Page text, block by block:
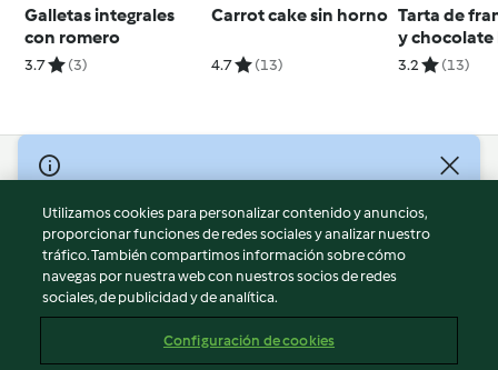
Galletas integrales
con romero
3.7 (3)
Carrot cake sin horno
4.7 (13)
Tarta de
y
3.2 (13)
© Copyright 2026
Términos de uso
Política de privacidad
Aviso legal
Información legal
Reportar contenido
Utilizamos cookies para personalizar contenido y anuncios,
proporcionar funciones de redes sociales y analizar nuestro
tráfico. También compartimos información sobre cómo
navegas por nuestra web con nuestros socios de redes
sociales, de publicidad y de analítica.
Configuración de cookies